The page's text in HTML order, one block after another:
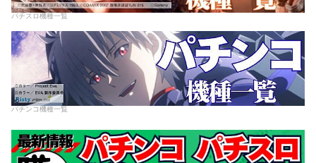
パチスロ機種一覧
パチンコ機種一覧